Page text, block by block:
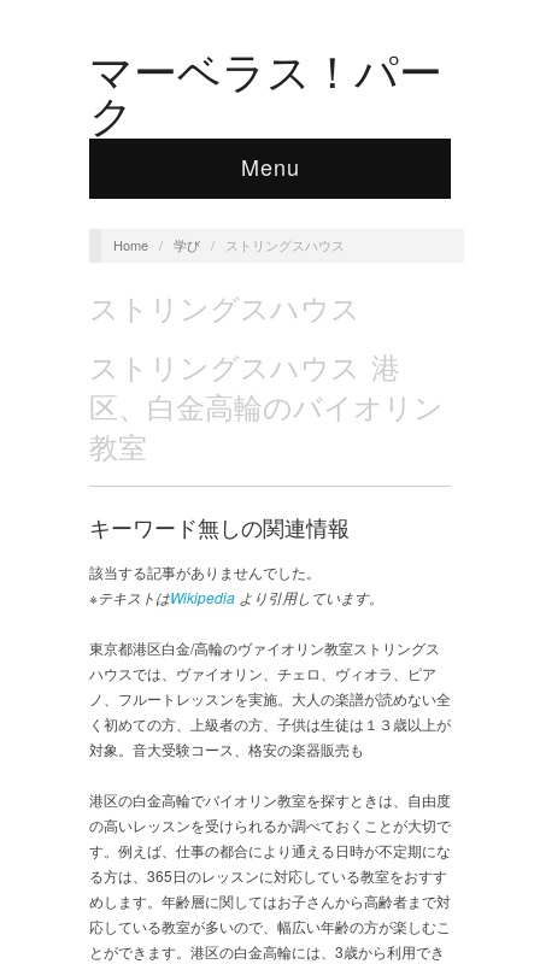
マーベラス！パー
ク
Menu
Home / 学び / ストリングスハウス
ストリングスハウス
ストリングスハウス 港
区、白金高輪のバイオリン
教室
キーワード無しの関連情報
該当する記事がありませんでした。
※テキストはWikipedia より引用しています。
東京都港区白金/高輪のヴァイオリン教室ストリングス
ハウスでは、ヴァイオリン、チェロ、ヴィオラ、ピア
ノ、フルートレッスンを実施。大人の楽譜が読めない全
く初めての方、上級者の方、子供は生徒は１３歳以上が
対象。音大受験コース、格安の楽器販売も
港区の白金高輪でバイオリン教室を探すときは、自由度
の高いレッスンを受けられるか調べておくことが大切で
す。例えば、仕事の都合により通える日時が不定期にな
る方は、365日のレッスンに対応している教室をおすす
めします。年齢層に関してはお子さんから高齢者まで対
応している教室が多いので、幅広い年齢の方が楽しむこ
とができます。港区の白金高輪には、3歳から利用でき